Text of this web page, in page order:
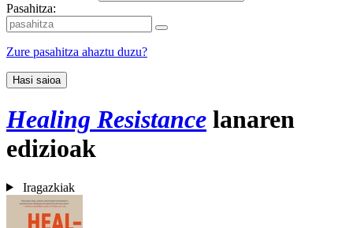
Pasahitza:
Zure pasahitza ahaztu duzu?
Hasi saioa
Healing Resistance lanaren
edizioak
Iragazkiak